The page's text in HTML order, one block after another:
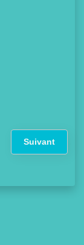
Suivant